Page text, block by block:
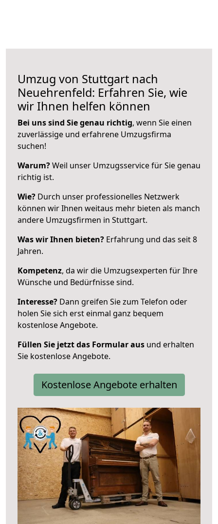
Umzug von Stuttgart nach
Neuehrenfeld: Erfahren Sie, wie
wir Ihnen helfen können
Bei uns sind Sie genau richtig, wenn Sie einen
zuverlässige und erfahrene Umzugsfirma
suchen!
Warum?Weil unser Umzugsservice für Sie genau
richtig ist.
Wie? Durch unser professionelles Netzwerk
können wir Ihnen weitaus mehr bieten als manch
andere Umzugsfirmen in Stuttgart.
Was wir Ihnen bieten? Erfahrung und das seit 8
Jahren.
Kompetenz, da wir die Umzugsexperten für Ihre
Wünsche und Bedürfnisse sind.
Interesse? Dann greifen Sie zum Telefon oder
holen Sie sich erst einmal ganz bequem
kostenlose Angebote.
Füllen Sie jetzt das Formular aus und erhalten
Sie kostenlose Angebote.
Kostenlose Angebote erhalten